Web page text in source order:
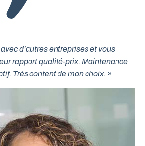
d’autres entreprises et vous
rapport qualité-prix. Maintenance
Très content de mon choix. »